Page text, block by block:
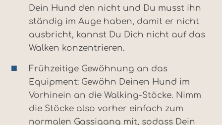
Dein Hund den nicht und Du musst ihn
ständig im Auge haben, damit er nicht
ausbricht, kannst Du Dich nicht auf das
Walken konzentrieren.
Frühzeitige Gewöhnung an das
Equipment: Gewöhn Deinen Hund im
Vorhinein an die Walking-Stöcke. Nimm
die Stöcke also vorher einfach zum
normalen Gassigang mit, sodass Dein